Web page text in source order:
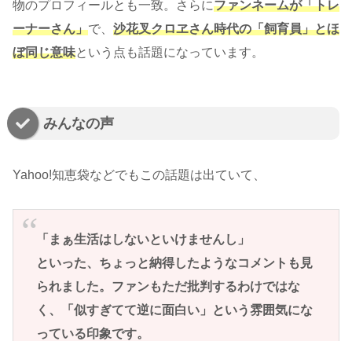
物のプロフィールとも一致。さらにファンネームが「トレ
ーナーさん」で、 沙花叉クロヱさん時代の「飼育員」とほ
ぼ同じ意味という点も話題になっています。
みんなの声
Yahoo!知恵袋などでもこの話題は出ていて、
「まぁ生活はしないといけませんし」
といった、ちょっと納得したようなコメントも見
られました。ファンもただ批判するわけではな
く、「似すぎてて逆に面白い」という雰囲気にな
っている印象です。